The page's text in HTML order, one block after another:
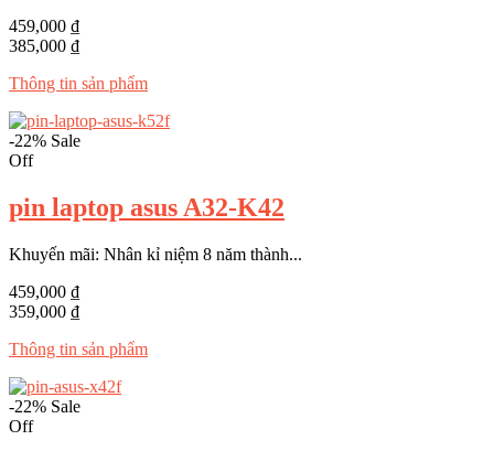
459,000 ₫
385,000 ₫
Thông tin sản phẩm
-22% Sale
Off
pin laptop asus A32-K42
Khuyến mãi: Nhân kỉ niệm 8 năm thành...
459,000 ₫
359,000 ₫
Thông tin sản phẩm
-22% Sale
Off